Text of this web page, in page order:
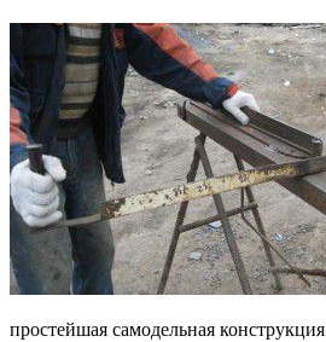
простейшая самодельная конструкция